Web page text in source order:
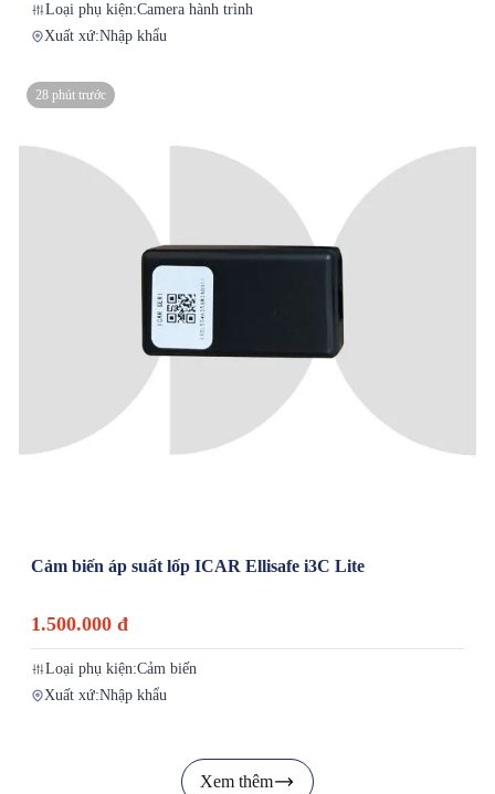
Loại phụ kiện:Camera hành trình
Xuất xứ:Nhập khẩu
28 phút trước
Cảm biến áp suất lốp ICAR Ellisafe i3C Lite
1.500.000 đ
Loại phụ kiện:Cảm biến
Xuất xứ:Nhập khẩu
Xem thêm